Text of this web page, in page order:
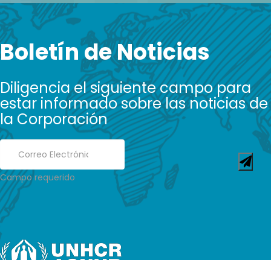
Boletín de Noticias
Diligencia el siguiente campo para
estar informado sobre las noticias de
la Corporación
Campo requerido